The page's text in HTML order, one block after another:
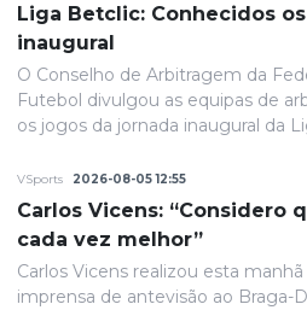
Liga Betclic: Conhecidos
inaugural
O Conselho de Arbitragem da
Futebol divulgou as equipas de
os jogos da jornada inaugural da
VSports 2026-08-05 12:55
Carlos Vicens: “Considero
cada vez melhor”
Carlos Vicens realizou esta
imprensa de antevisão ao Braga-